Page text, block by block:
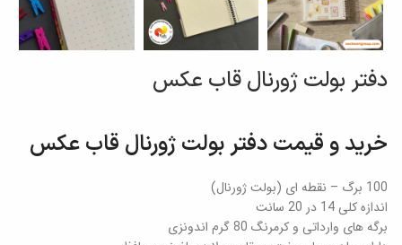
دفتر بولت ژورنال قاب عکس
خرید و قیمت دفتر بولت ژورنال قاب عکس
100 برگ – نقطه ای (بولت ژورنال)
اندازه کلی 14 در 20 سانت
برگه های وارداتی و کرمرنگ 80 گرم اندونزی